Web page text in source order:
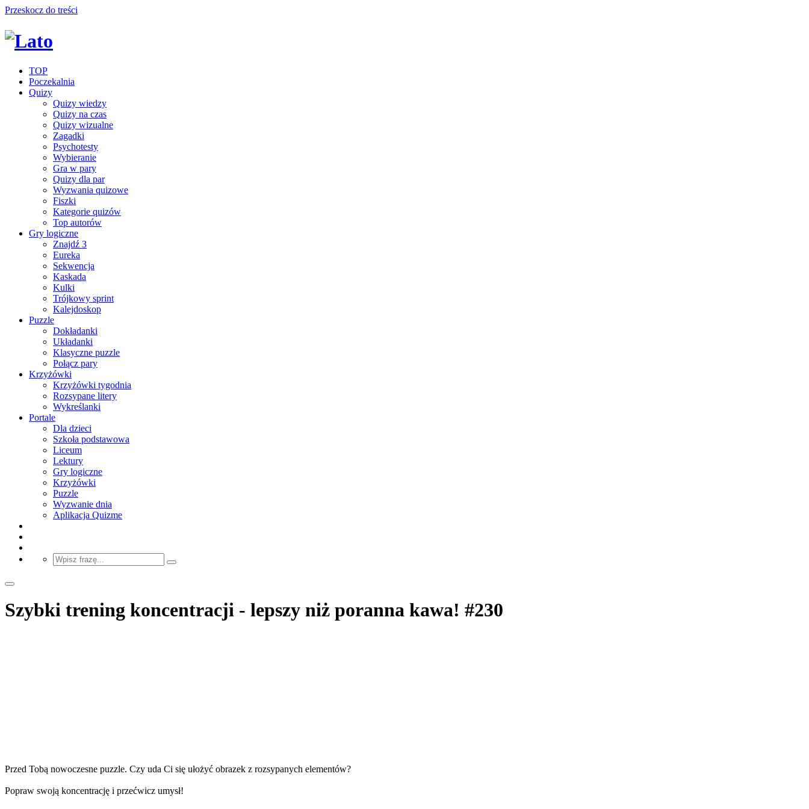
Przeskocz do treści
TOP
Poczekalnia
Quizy
Quizy wiedzy
Quizy na czas
Quizy wizualne
Zagadki
Psychotesty
Wybieranie
Gra w pary
Quizy dla par
Wyzwania quizowe
Fiszki
Kategorie quizów
Top autorów
Gry logiczne
Znajdź 3
Eureka
Sekwencja
Kaskada
Kulki
Trójkowy sprint
Kalejdoskop
Puzzle
Dokładanki
Układanki
Klasyczne puzzle
Połącz pary
Krzyżówki
Krzyżówki tygodnia
Rozsypane litery
Wykreślanki
Portale
Dla dzieci
Szkoła podstawowa
Liceum
Lektury
Gry logiczne
Krzyżówki
Puzzle
Wyzwanie dnia
Aplikacja Quizme
Szybki trening koncentracji - lepszy niż poranna kawa! #230
Przed Tobą nowoczesne puzzle. Czy uda Ci się ułożyć obrazek z rozsypanych elementów?
Popraw swoją koncentrację i przećwicz umysł!